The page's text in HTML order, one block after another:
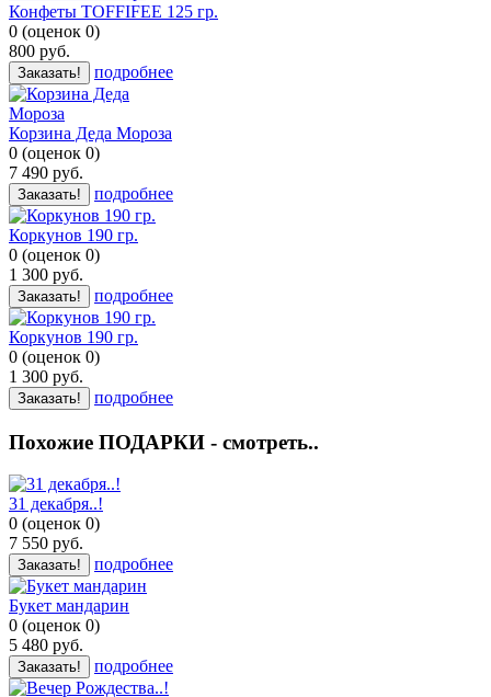
Конфеты TOFFIFEE 125 гр.
0 (оценок 0)
800 руб.
Заказать! подробнее
Корзина Деда Мороза
0 (оценок 0)
7 490 руб.
Заказать! подробнее
Коркунов 190 гр.
0 (оценок 0)
1 300 руб.
Заказать! подробнее
Коркунов 190 гр.
0 (оценок 0)
1 300 руб.
Заказать! подробнее
Похожие ПОДАРКИ - смотреть..
31 декабря..!
0 (оценок 0)
7 550 руб.
Заказать! подробнее
Букет мандарин
0 (оценок 0)
5 480 руб.
Заказать! подробнее